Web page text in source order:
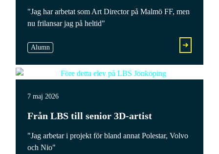
"Jag har arbetat som Art Director på Malmö FF, men
nu frilansar jag på heltid"
Alumn
7 maj 2026
Från LBS till senior 3D-artist
"Jag arbetar i projekt för bland annat Polestar, Volvo
och Nio"